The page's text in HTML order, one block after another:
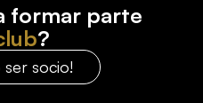
formar parte
?
ser socio!